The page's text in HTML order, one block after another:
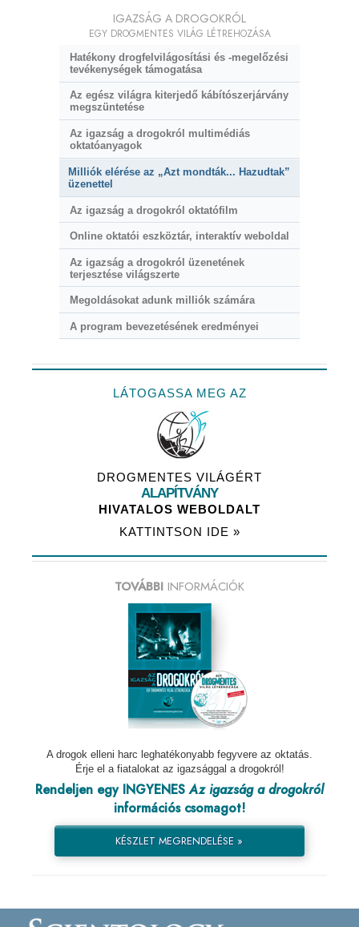
IGAZSÁG A DROGOKRÓL
EGY DROGMENTES VILÁG LÉTREHOZÁSA
Hatékony drogfelvilágosítási és -megelőzési
tevékenységek támogatása
Az egész világra kiterjedő kábítószerjárvány
megszüntetése
Az igazság a drogokról multimédiás
oktatóanyagok
Milliók elérése az „Azt mondták... Hazudtak”
üzenettel
Az igazság a drogokról oktatófilm
Online oktatói eszköztár, interaktív weboldal
Az igazság a drogokról üzenetének
terjesztése világszerte
Megoldásokat adunk milliók számára
A program bevezetésének eredményei
LÁTOGASSA MEG AZ
DROGMENTES VILÁGÉRT
ALAPÍTVÁNY
HIVATALOS WEBOLDALT
KATTINTSON IDE »
TOVÁBBI INFORMÁCIÓK
A drogok elleni harc leghatékonyabb fegyvere az oktatás.
Érje el a fiatalokat az igazsággal a drogokról!
Rendeljen egy INGYENESAz igazság a drogokról
információs csomagot!
KÉSZLET MEGRENDELÉSE »